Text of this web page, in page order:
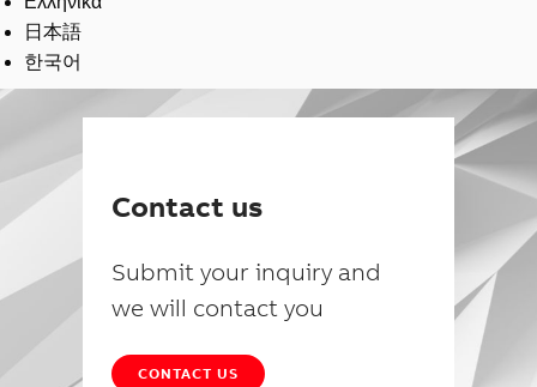
日本語
한국어
Contact us
Submit your inquiry and
we will contact you
CONTACT US